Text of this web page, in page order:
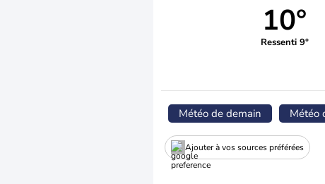
10°
Ressenti 9°
Météo de demain Météo
Ajouter à vos sources préférées